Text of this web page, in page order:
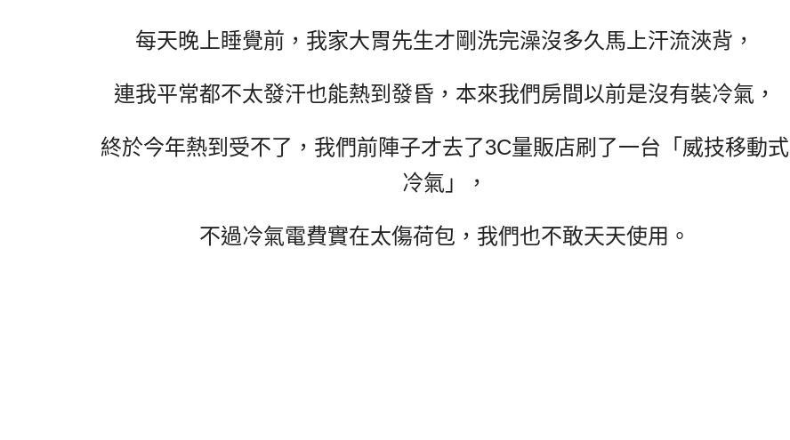
每天晚上睡覺前，我家大胃先生才剛洗完澡沒多久馬上汗流浹背，
連我平常都不太發汗也能熱到發昏，本來我們房間以前是沒有裝冷氣，
終於今年熱到受不了，我們前陣子才去了3C量販店刷了一台「威技移動式
冷氣」，
不過冷氣電費實在太傷荷包，我們也不敢天天使用。